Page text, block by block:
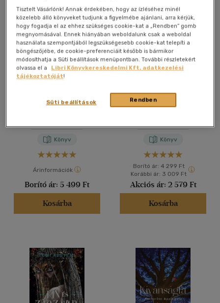
High Hopes - Whitestone
Könyv
Árinformációk
Borító ár: 5 499 Ft
Kosárba
Két lépés távolság (Filmes
kiadás)
Könyv
Borító ár: 4 299 Ft
Korábbi ár: 3 009 Ft
Akciós ár: 2 579 Ft
Kosárba
Tisztelt Vásárlónk! Annak érdekében, hogy az ízléséhez minél
közelebb álló könyveket tudjunk a figyelmébe ajánlani, arra kérjük,
hogy fogadja el az ehhez szükséges cookie-kat a „Rendben” gomb
megnyomásával. Ennek hiányában weboldalunk csak a weboldal
használata szempontjából legszükségesebb cookie-kat telepíti a
böngészőjébe, de cookie-preferenciáit később is bármikor
módosíthatja a Süti beállítások menüpontban. További részletekért
olvassa el a
Libri Könyvkereskedelmi Kft. adatkezelési
tájékoztatóját!
Rendben
Süti beállítások